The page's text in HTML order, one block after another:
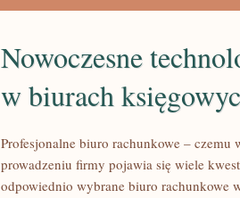
Nowoczesne
w biurach
Profesjonalne biuro rachunkowe – czemu
prowadzeniu firmy pojawia się wiele
odpowiednio wybrane biuro rachunkowe